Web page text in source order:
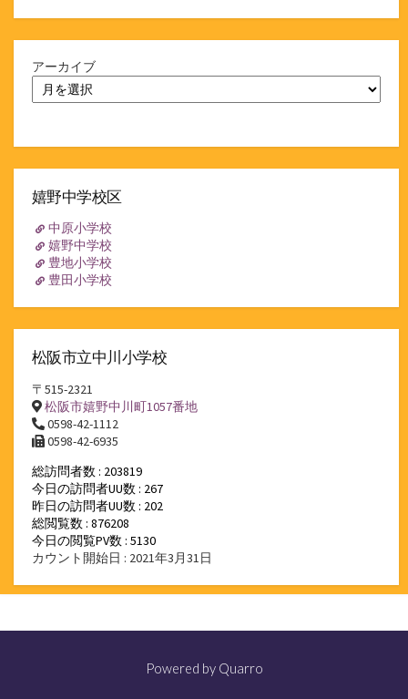
アーカイブ
嬉野中学校区
中原小学校
嬉野中学校
豊地小学校
豊田小学校
松阪市立中川小学校
〒515-2321
松阪市嬉野中川町1057番地
0598-42-1112
0598-42-6935
総訪問者数 : 203819
今日の訪問者UU数 : 267
昨日の訪問者UU数 : 202
総閲覧数 : 876208
今日の閲覧PV数 : 5130
カウント開始日 : 2021年3月31日
Powered by Quarro